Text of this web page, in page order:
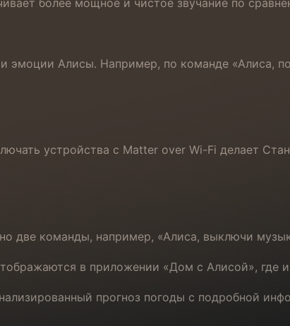
более мощное и чистое звучание по
эмоции Алисы. Например, по команде «Алиса,
устройства с Matter over Wi-Fi делает
две команды, например, «Алиса, выключи
в приложении «Дом с Алисой», где
прогноз погоды с подробной